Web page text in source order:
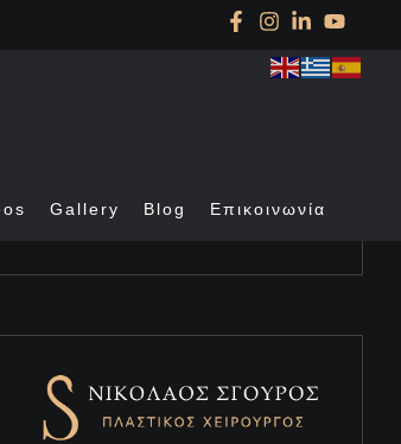
Gallery Blog Επικοινωνία